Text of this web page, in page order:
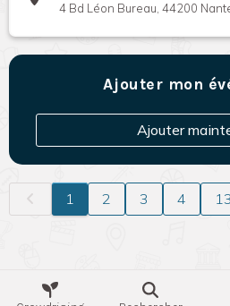
4 Bd Léon Bureau, 44200
Ajouter mon
Ajouter
1 2 3 4